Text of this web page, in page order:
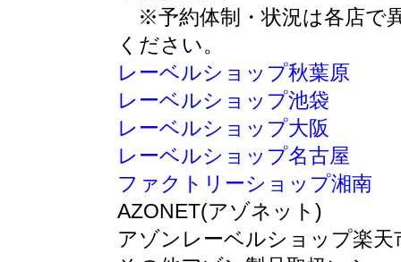
※予約体制・状況は各店で
ください。
レーベルショップ秋葉原
レーベルショップ池袋
レーベルショップ大阪
レーベルショップ名古屋
ファクトリーショップ湘南
AZONET(アゾネット)
アゾンレーベルショップ楽天